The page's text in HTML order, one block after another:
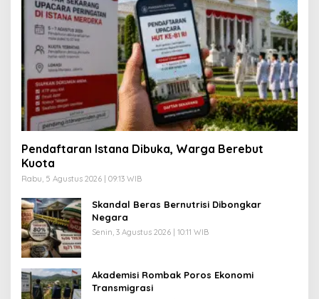
Pendaftaran Istana Dibuka, Warga Berebut
Kuota
Rabu, 5 Agustus 2026 | 09:13 WIB
Skandal Beras Bernutrisi Dibongkar
Negara
Senin, 3 Agustus 2026 | 10:11 WIB
Akademisi Rombak Poros Ekonomi
Transmigrasi